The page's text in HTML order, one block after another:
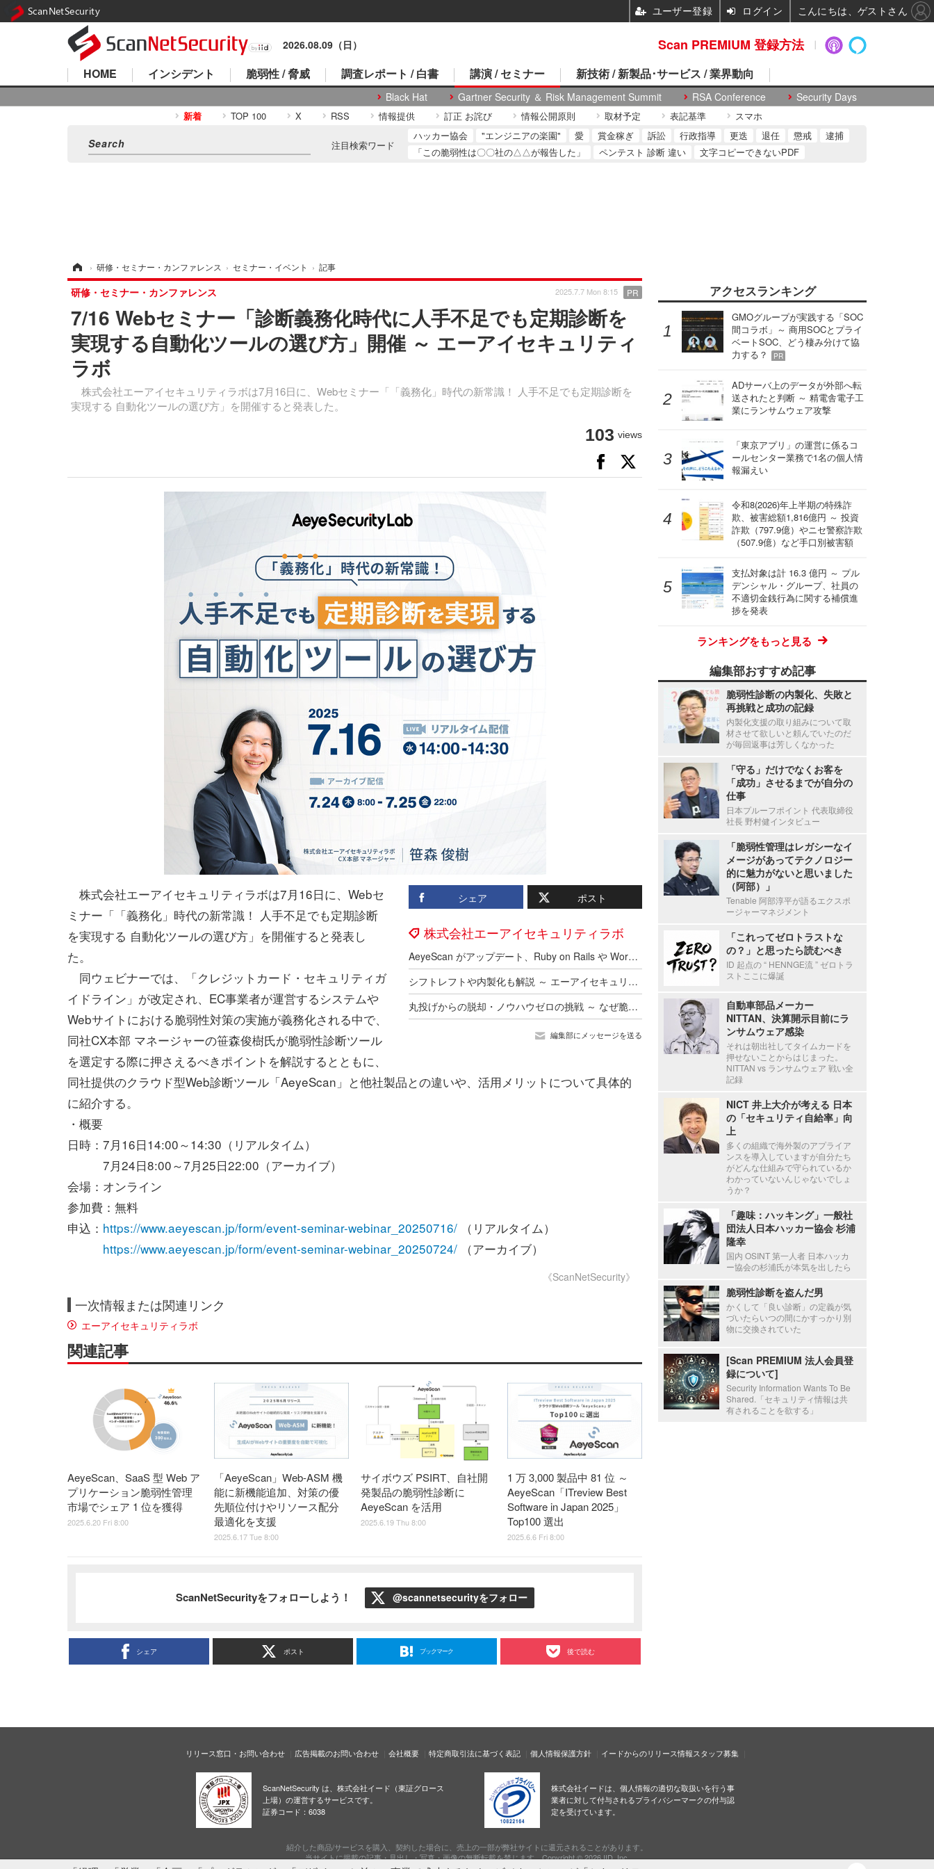
2026.08.09（日）
HOME インシデント 脆弱性 / 脅威 調査レポート / 白書 講演 / セミナー
Black Hat Gartner Security ＆ Risk Management Summit RSA Conference Security Days
新技術 / 新製品･サービス / 業界動向
新着 TOP 100 X RSS 情報提供 訂正 お詫び 情報公開原則 取材予定 表記基準 スマホ
注目検索ワード
ハッカー協会 "エンジニアの楽園" 愛 賞金稼ぎ 訴訟 行政指導 更迭 退任 懲戒
逮捕
「この脆弱性は〇〇社の△△が報告した」
ペンテスト 診断 違い 文字コピーできないPDF
› 研修・セミナー・カンファレンス › セミナー・イベント › 記事
7/16 Webセミナー「診断義務化時代に人手不足でも定期診断を
実現する自動化ツールの選び方」開催 ～ エーアイセキュリティ
ラボ
株式会社エーアイセキュリティラボは7月16日に、Webセミナー「「義務化」時代の新常識！ 人手不足でも定期診断を
実現する 自動化ツールの選び方」を開催すると発表した。
研修・セミナー・カンファレンス 2025.7.7 Mon 8:15 PR
103 views
シェア ポスト
株式会社エーアイセキュリティラボ
AeyeScan がアップデート、Ruby on Rails や WordPress の最新脆弱性に対応
シフトレフトや内製化も解説 ～ エーアイセキュリティラボが脆弱性対策動画を 8 月限定週替わり公開
丸投げからの脱却・ノウハウゼロの挑戦 ～ なぜ脆弱性診断の内製化は「ツールを入れただけ」だと失敗するのか？
編集部にメッセージを送る
株式会社エーアイセキュリティラボは7月16日に、Webセ
ミナー「「義務化」時代の新常識！ 人手不足でも定期診断
を実現する 自動化ツールの選び方」を開催すると発表し
た。
同ウェビナーでは、「クレジットカード・セキュリティガ
イドライン」が改定され、EC事業者が運営するシステムや
Webサイトにおける脆弱性対策の実施が義務化される中で、
同社CX本部 マネージャーの笹森俊樹氏が脆弱性診断ツール
を選定する際に押さえるべきポイントを解説するとともに、
同社提供のクラウド型Web診断ツール「AeyeScan」と他社製品との違いや、活用メリットについて具体的
に紹介する。
・概要
日時：7月16日14:00～14:30（リアルタイム）
7月24日8:00～7月25日22:00（アーカイブ）
会場：オンライン
参加費：無料
申込： https://www.aeyescan.jp/form/event-seminar-webinar_20250716/ （リアルタイム）
https://www.aeyescan.jp/form/event-seminar-webinar_20250724/ （アーカイブ）
《ScanNetSecurity》
一次情報または関連リンク
エーアイセキュリティラボ
関連記事
AeyeScan、SaaS 型 Web ア
プリケーション脆弱性管理
市場でシェア 1 位を獲得
2025.6.20 Fri 8:00
「AeyeScan」Web-ASM 機
能に新機能追加、対策の優
先順位付けやリソース配分
最適化を支援
2025.6.17 Tue 8:00
サイボウズ PSIRT、自社開
発製品の脆弱性診断に
AeyeScan を活用
2025.6.19 Thu 8:00
1 万 3,000 製品中 81 位 ～
AeyeScan「ITreview Best
Software in Japan 2025」
Top100 選出
2025.6.6 Fri 8:00
ScanNetSecurityをフォローしよう！ @scannetsecurityをフォロー
シェア ポスト ブックマーク 後で読む
アクセスランキング
GMOグループが実践する「SOC
間コラボ」～ 商用SOCとプライ
ベートSOC、どう棲み分けて協
力する？
PR
ADサーバ上のデータが外部へ転
送されたと判断 ～ 精電舎電子工
業にランサムウェア攻撃
「東京アプリ」の運営に係るコ
ールセンター業務で1名の個人情
報漏えい
令和8(2026)年上半期の特殊詐
欺、被害総額1,816億円 ～ 投資
詐欺（797.9億）やニセ警察詐欺
（507.9億）など手口別被害額
支払対象は計 16.3 億円 ～ プル
デンシャル・グループ、社員の
不適切金銭行為に関する補償進
捗を発表
ランキングをもっと見る
編集部おすすめ記事
脆弱性診断の内製化、失敗と
再挑戦と成功の記録
内製化支援の取り組みについて取
材させて欲しいと頼んでいたのだ
が毎回返事は芳しくなかった
「守る」だけでなくお客を
「成功」させるまでが自分の
仕事
日本プルーフポイント 代表取締役
社長 野村健インタビュー
「脆弱性管理はレガシーなイ
メージがあってテクノロジー
的に魅力がないと思いました
（阿部）」
Tenable 阿部淳平が語るエクスポ
ージャーマネジメント
「これってゼロトラストな
の？」と思ったら読むべき
ID 起点の “ HENNGE流 ” ゼロトラ
ストここに爆誕
自動車部品メーカー
NITTAN、決算開示目前にラ
ンサムウェア感染
それは朝出社してタイムカードを
押せないことからはじまった。
NITTAN vs ランサムウェア 戦い全
記録
NICT 井上大介が考える 日本
の「セキュリティ自給率」向
上
多くの組織で海外製のアプライア
ンスを導入していますが自分たち
がどんな仕組みで守られているか
わかっていないんじゃないでしょ
うか？
「趣味：ハッキング」一般社
団法人日本ハッカー協会 杉浦
隆幸
国内 OSINT 第一人者 日本ハッカ
ー協会の杉浦氏が本気を出したら
脆弱性診断を盗んだ男
かくして「良い診断」の定義が気
づいたらいつの間にかすっかり別
物に交換されていた
[Scan PREMIUM 法人会員登
録について]
Security Information Wants To Be
Shared.「セキュリティ情報は共
有されることを欲する」
リリース窓口・お問い合わせ 広告掲載のお問い合わせ 会社概要 特定商取引法に基づく表記 個人情報保護方針 イードからのリリース情報スタッフ募集
ScanNetSecurity は、株式会社イード（東証グロース
上場）の運営するサービスです。
証券コード：6038
株式会社イードは、個人情報の適切な取扱いを行う事
業者に対して付与されるプライバシーマークの付与認
定を受けています。
紹介した商品/サービスを購入、契約した場合に、売上の一部が弊社サイトに還元されることがあります。
当サイトに掲載の記事・見出し・写真・画像の無断転載を禁じます。Copyright © 2026 IID, Inc.
Scan PREMIUM 登録方法
ScanNetSecurity ユーザー登録 ログイン こんにちは、ゲストさん